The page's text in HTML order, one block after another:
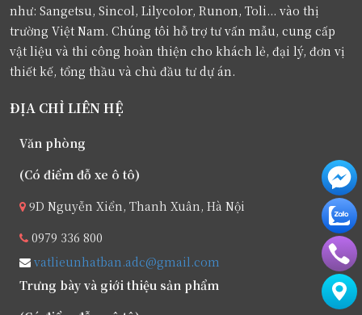
như: Sangetsu, Sincol, Lilycolor, Runon, Toli... vào thị
trường Việt Nam. Chúng tôi hỗ trợ tư vấn mẫu, cung cấp
vật liệu và thi công hoàn thiện cho khách lẻ, đại lý, đơn vị
thiết kế, tổng thầu và chủ đầu tư dự án.
ĐỊA CHỈ LIÊN HỆ
Văn phòng
(Có điểm đỗ xe ô tô)
9D Nguyễn Xiển, Thanh Xuân, Hà Nội
0979 336 800
vatlieunhatban.adc@gmail.com
Trưng bày và giới thiệu sản phẩm